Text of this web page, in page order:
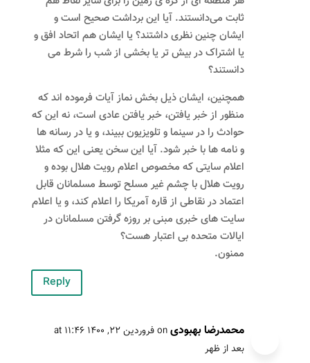
ثابت می‌دانستند. آیا این برداشت صحیح است و
ایشان چنین نظری داشتند؟ یا ایشان هم اتحاد افق و
یا اشتراک در بیش تر یا بخشی از شب را شرط می
دانستند؟
همچنین، ایشان ذیل بخش نماز آیات فرموده اند که
منظور از خبر یافتن، خبر یافتن عادی است، نه این که
حوادث را در سینما و تلویزیون ببیند، و یا در رسانه ها
و نامه ها با خبر شود. آیا این سخن یعنی این که مثلا
اعلام سایتی که مخصوص اعلام رویت هلال بوده و
رویت هلال با چشم غیر مسلح توسط مسلمانان قابل
اعتماد در نقاطی از قاره آمریکا را اعلام کند، و یا اعلام
سایت های خبری مبنی بر روزه گرفتن مسلمانان در
ایالات متحده بی اعتبار هست؟
ممنون.
Reply
محمدرضا بهبودی
on فروردین ۲۲, ۱۴۰۰ at ۱۱:۴۶
بعد از ظهر